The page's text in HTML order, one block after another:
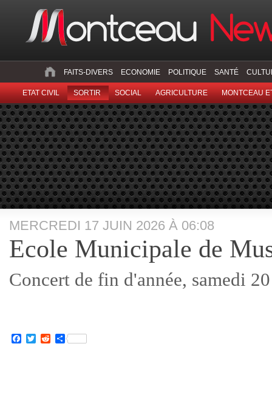
FAITS-DIVERS ECONOMIE POLITIQUE SANTÉ
ETAT CIVIL SORTIR SOCIAL AGRICULTURE MONTCEAU
MERCREDI 17 JUIN 2026 À 06:08
Ecole Municipale de
Concert de fin d'année, samedi
Facebook
TwitterRedditPartager